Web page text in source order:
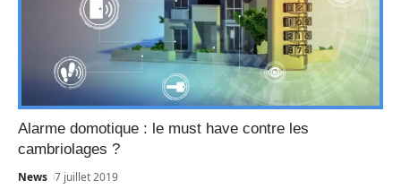
Alarme domotique : le must have contre les
cambriolages ?
News 7 juillet 2019